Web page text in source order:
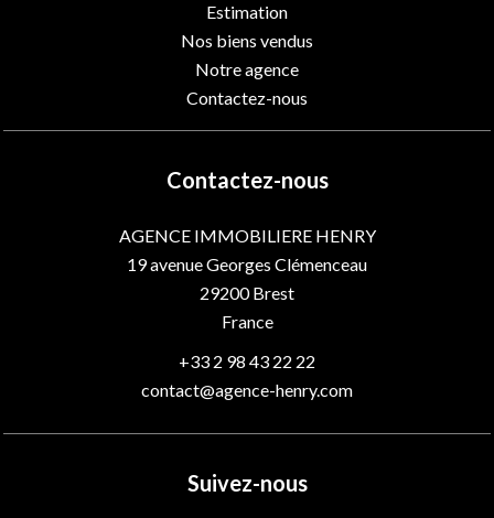
Estimation
Nos biens vendus
Notre agence
Contactez-nous
Contactez-nous
AGENCE IMMOBILIERE HENRY
19 avenue Georges Clémenceau
29200Brest
France
+33 2 98 43 22 22
contact@agence-henry.com
Suivez-nous